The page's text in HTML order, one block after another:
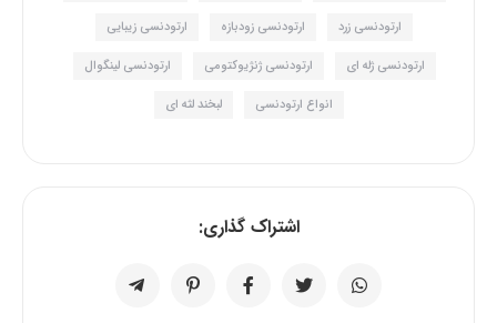
ارتودنسی زرد ارتودنسی زودبازه ارتودنسی زیبایی
ارتودنسی ژله ای ارتودنسی ژنژیوکتومی ارتودنسی لینگوال
انواع ارتودنسی لبخند لثه ای
اشتراک گذاری: